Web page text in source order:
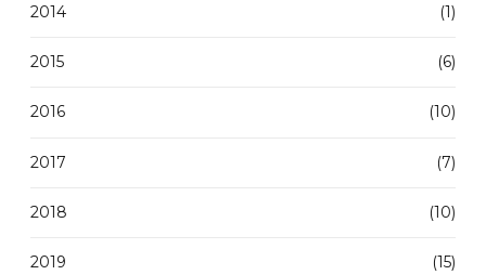
2014 (1)
2015 (6)
2016 (10)
2017 (7)
2018 (10)
2019 (15)